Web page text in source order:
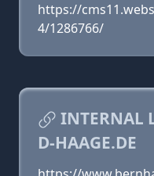
https://
4/1286766/
INTERNAL
D-HAAGE.DE